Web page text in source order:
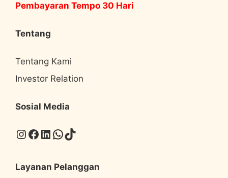
Pembayaran Tempo 30 Hari
Tentang
Tentang Kami
Investor Relation
Sosial Media
Instagram
Facebook
LinkedIn
WhatsApp
TikTok
Layanan Pelanggan